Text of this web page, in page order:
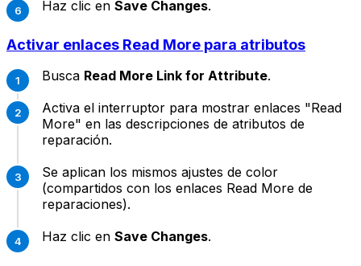
Haz clic en Save Changes.
Activar enlaces Read More para atributos
Busca Read More Link for Attribute.
Activa el interruptor para mostrar enlaces "Read
More" en las descripciones de atributos de
reparación.
Se aplican los mismos ajustes de color
(compartidos con los enlaces Read More de
reparaciones).
Haz clic en Save Changes.